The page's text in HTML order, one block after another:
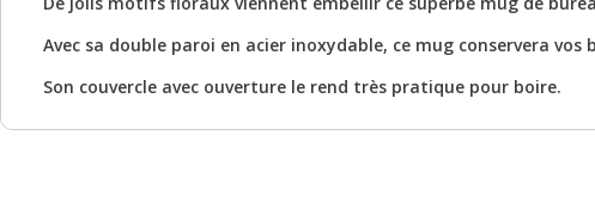
Avec sa double paroi en acier inoxydable, ce mug conservera
Son couvercle avec ouverture le rend très pratique pour boire.